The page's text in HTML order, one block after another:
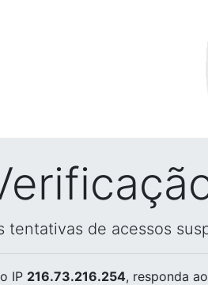
tentativas de acessos
IP 216.73.216.254, responda